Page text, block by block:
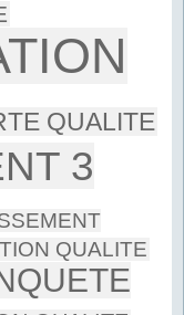
QUALITE
3
QUALITE